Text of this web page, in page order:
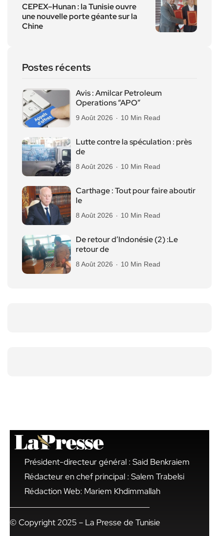
CEPEX–Hunan : la Tunisie ouvre
une nouvelle porte géante sur la
Chine
Postes récents
Avis : Amilcar Petroleum
Operations “APO”
9 Août 2026 10 Min Read
Lutte contre la spéculation : près
de
8 Août 2026 10 Min Read
Carthage : Tout pour faire aboutir
le
8 Août 2026 10 Min Read
De retour d’Indonésie (2) :Le
retour de
8 Août 2026 10 Min Read
Président-directeur général : Said Benkraiem
Rédacteur en chef principal : Salem Trabelsi
Rédaction Web: Mariem Khdimmallah
© Copyright 2025 – La Presse de Tunisie